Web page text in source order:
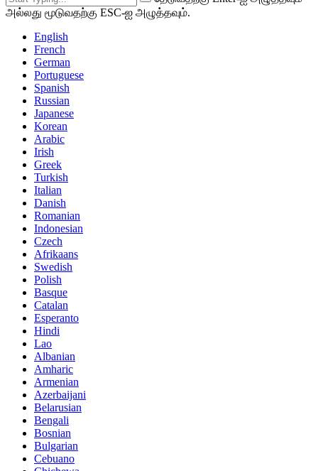
அல்லது மூடுவதற்கு ESC-ஐ அழுத்தவும்.
English
French
German
Portuguese
Spanish
Russian
Japanese
Korean
Arabic
Irish
Greek
Turkish
Italian
Danish
Romanian
Indonesian
Czech
Afrikaans
Swedish
Polish
Basque
Catalan
Esperanto
Hindi
Lao
Albanian
Amharic
Armenian
Azerbaijani
Belarusian
Bengali
Bosnian
Bulgarian
Cebuano